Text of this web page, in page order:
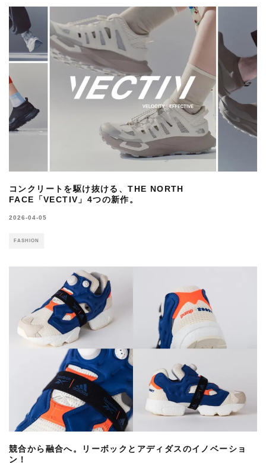
コンクリートを駆け抜ける、THE NORTH
FACE「VECTIV」4つの新作。
2026-04-05
FASHION
競合から融合へ。リーボックとアディダスのイノベーショ
ン！